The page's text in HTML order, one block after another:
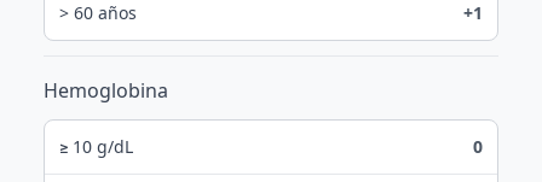
> 60 años +1
Hemoglobina
≥ 10 g/dL 0